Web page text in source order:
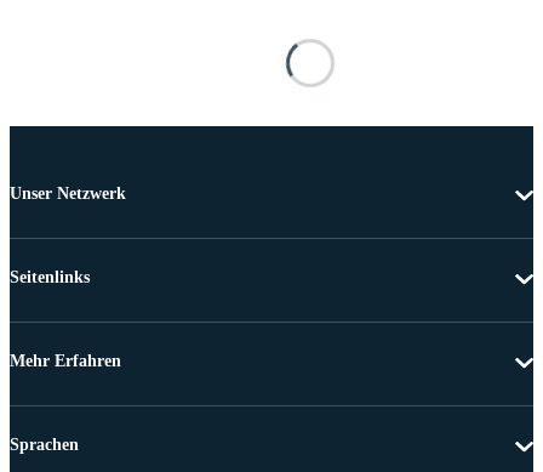
Unser Netzwerk
Seitenlinks
Mehr Erfahren
Sprachen